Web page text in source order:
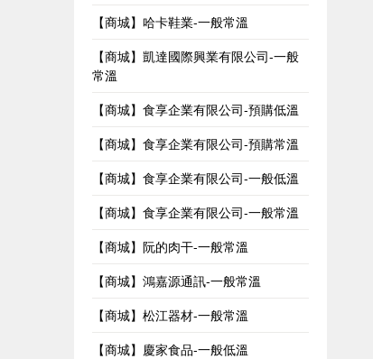
【商城】哈卡鞋業-一般常溫
【商城】凱達國際興業有限公司-一般
常溫
【商城】食享企業有限公司-預購低溫
【商城】食享企業有限公司-預購常溫
【商城】食享企業有限公司-一般低溫
【商城】食享企業有限公司-一般常溫
【商城】阮的肉干-一般常溫
【商城】鴻嘉源通訊-一般常溫
【商城】松江器材-一般常溫
【商城】慶家食品-一般低溫